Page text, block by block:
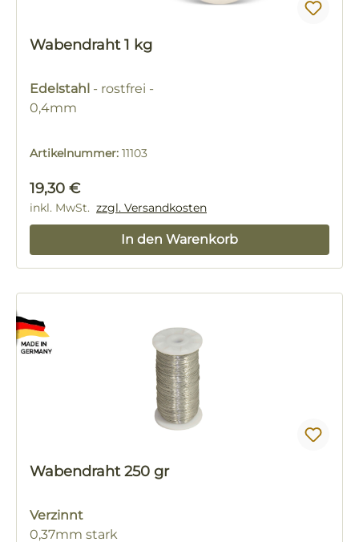
Wabendraht 1 kg
Edelstahl - rostfrei -
0,4mm
Artikelnummer: 11103
Regulärer Preis:
19,30 €
inkl. MwSt. zzgl. Versandkosten
In den Warenkorb
Wabendraht 250 gr
Verzinnt
0,37mm stark